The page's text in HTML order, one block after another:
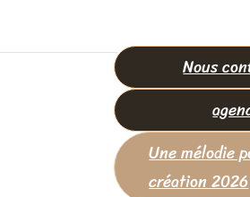
Nous
Une mélodie
création 2026